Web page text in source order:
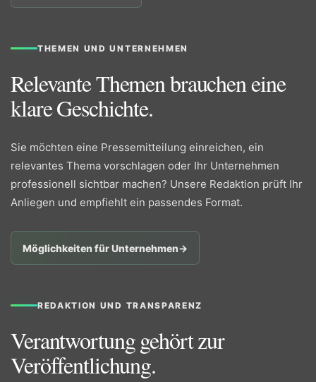
THEMEN UND UNTERNEHMEN
Relevante Themen brauchen eine
klare Geschichte.
Sie möchten eine Pressemitteilung einreichen, ein
relevantes Thema vorschlagen oder Ihr Unternehmen
professionell sichtbar machen? Unsere Redaktion prüft Ihr
Anliegen und empfiehlt ein passendes Format.
Möglichkeiten für Unternehmen→
REDAKTION UND TRANSPARENZ
Verantwortung gehört zur
Veröffentlichung.